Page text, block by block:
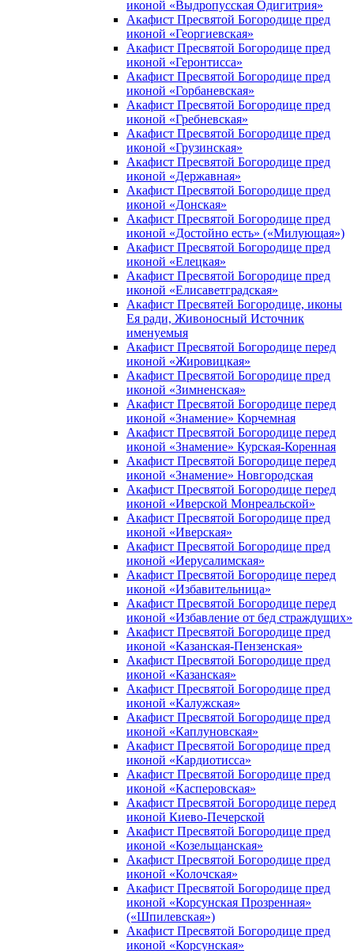
иконой «Выдропусская Одигитрия»
Акафист Пресвятой Богородице пред
иконой «Георгиевская»
Акафист Пресвятой Богородице пред
иконой «Геронтисса»
Акафист Пресвятой Богородице пред
иконой «Горбаневская»
Акафист Пресвятой Богородице пред
иконой «Гребневская»
Акафист Пресвятой Богородице пред
иконой «Грузинская»
Акафист Пресвятой Богородице пред
иконой «Державная»
Акафист Пресвятой Богородице пред
иконой «Донская»
Акафист Пресвятой Богородице пред
иконой «Достойно есть» («Милующая»)
Акафист Пресвятой Богородице пред
иконой «Елецкая»
Акафист Пресвятой Богородице пред
иконой «Елисаветградская»
Акафист Пресвятей Богородице, иконы
Ея ради, Живоносный Источник
именуемыя
Акафист Пресвятой Богородице перед
иконой «Жировицкая»
Акафист Пресвятой Богородице пред
иконой «Зимненская»
Акафист Пресвятой Богородице перед
иконой «Знамение» Корчемная
Акафист Пресвятой Богородице перед
иконой «Знамение» Курская-Коренная
Акафист Пресвятой Богородице перед
иконой «Знамение» Новгородская
Акафист Пресвятой Богородице перед
иконой «Иверской Монреальской»
Акафист Пресвятой Богородице пред
иконой «Иверская»
Акафист Пресвятой Богородице пред
иконой «Иерусалимская»
Акафист Пресвятой Богородице перед
иконой «Избавительница»
Акафист Пресвятой Богородице перед
иконой «Избавление от бед страждущих»
Акафист Пресвятой Богородице пред
иконой «Казанская-Пензенская»
Акафист Пресвятой Богородице пред
иконой «Казанская»
Акафист Пресвятой Богородице пред
иконой «Калужская»
Акафист Пресвятой Богородице пред
иконой «Каплуновская»
Акафист Пресвятой Богородице пред
иконой «Кардиотисса»
Акафист Пресвятой Богородице пред
иконой «Касперовская»
Акафист Пресвятой Богородице перед
иконой Киево-Печерской
Акафист Пресвятой Богородице пред
иконой «Козельщанская»
Акафист Пресвятой Богородице пред
иконой «Колочская»
Акафист Пресвятой Богородице пред
иконой «Корсунская Прозренная»
(«Шпилевская»)
Акафист Пресвятой Богородице пред
иконой «Корсунская»